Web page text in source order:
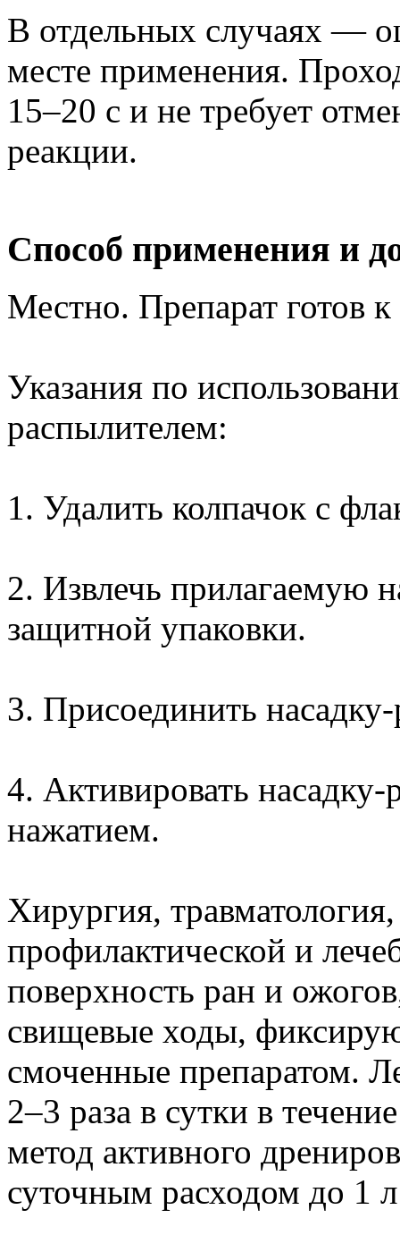
В отдельных случаях —
месте применения.
15–20 с и не требует
реакции.
Способ применения и
Местно. Препарат готов
Указания по
распылителем:
1. Удалить колпачок с
2. Извлечь прилагаемую
защитной упаковки.
3. Присоединить
4. Активировать
нажатием.
Хирургия,
профилактической и
поверхность ран и
свищевые ходы,
смоченные препаратом.
2–3 раза в сутки в
метод активного
суточным расходом до 1